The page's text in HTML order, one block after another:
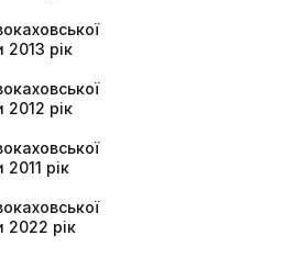
2013 рік
2012 рік
2011 рік
2022 рік